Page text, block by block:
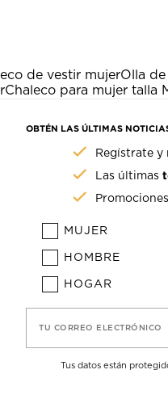
de vestir mujerOlla
Chaleco para mujer talla
OBTÉN LAS ÚLTIMAS
Regístrate
Las últimas
MUJER
HOMBRE
HOGAR
TU CORREO ELECTRÓNICO
Tus datos están